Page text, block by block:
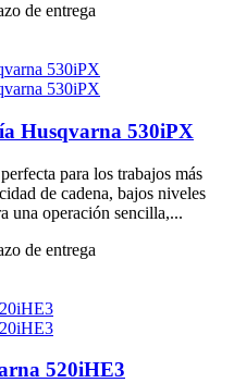
de entrega
Husqvarna 530iPX
para los trabajos más
de cadena, bajos niveles
una operación sencilla,...
de entrega
520iHE3